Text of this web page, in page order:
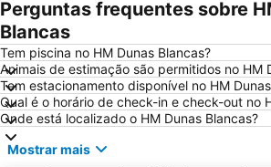
Golf de Andratx
Cala d'Or
Can
Platja de Torà o Platja Peguera Torà
Polígono
Cala Marçal
Riu
Platja de Palma
Cala
House of Katmandu
Perguntas frequentes sobre
Blancas
Tem piscina no HM Dunas Blancas?
Animais de estimação são permitidos no HM
Tem estacionamento disponível no HM
Qual é o horário de check-in e check-out no
Onde está localizado o HM Dunas Blancas?
Mostrar mais